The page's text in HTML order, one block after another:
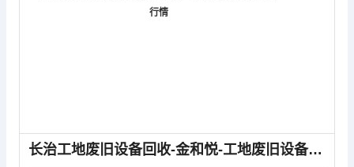
长治工地废旧设备回收-金和悦-工地废旧设备回收市场行情